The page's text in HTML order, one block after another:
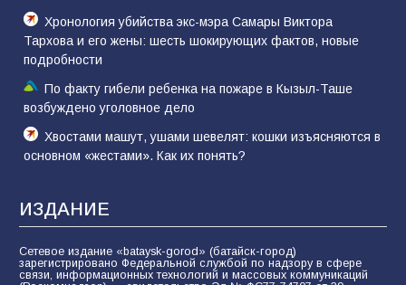
Хронология убийства экс-мэра Самары Виктора
Тархова и его жены: шесть шокирующих фактов, новые
подробности
По факту гибели ребенка на пожаре в Кызыл-Таше
возбуждено уголовное дело
Хвостами машут, ушами шевелят: кошки изъясняются в
основном «жестами». Как их понять?
ИЗДАНИЕ
Сетевое издание «bataysk-gorod» (батайск-город)
зарегистрировано Федеральной службой по надзору в сфере
связи, информационных технологий и массовых коммуникаций